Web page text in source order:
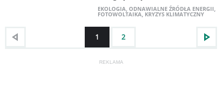
EKOLOGIA, ODNAWIALNE ŹRÓDŁA ENERGII,
FOTOWOLTAIKA, KRYZYS KLIMATYCZNY
1 2
REKLAMA